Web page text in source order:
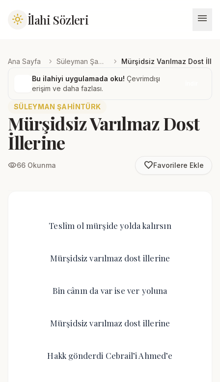
light_mode İlahi Sözleri menu
Ana Sayfa chevron_right Süleyman Şahintürk chevron_right Mürşidsiz Varılmaz Dost
Bu ilahiyi uygulamada oku! Çevrimdışı
erişim ve daha fazlası.
SÜLEYMAN ŞAHINTÜRK
Mürşidsiz Varılmaz Dost
İllerine
visibility66 Okunma favorite_borderFavorilere Ekle
Teslîm ol mürşide yolda kalırsın
Mürşidsiz varılmaz dost illerine
Bin cânın da var ise ver yoluna
Mürşidsiz varılmaz dost illerine
Hakk gönderdi Cebrail’i Ahmed’e